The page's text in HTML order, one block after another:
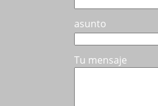
asunto
Tu mensaje